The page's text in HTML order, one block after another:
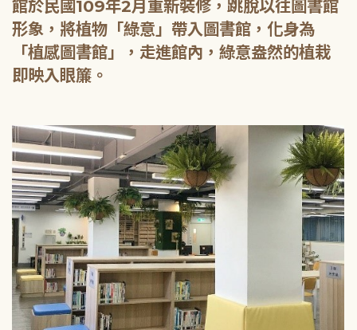
館於民國109年2月重新裝修，跳脫以往圖書館
形象，將植物「綠意」帶入圖書館，化身為
「植感圖書館」，走進館內，綠意盎然的植栽
即映入眼簾。